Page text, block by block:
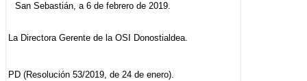
San Sebastián, a 6 de febrero de 2019.
La Directora Gerente de la OSI Donostialdea.
PD (Resolución 53/2019, de 24 de enero).